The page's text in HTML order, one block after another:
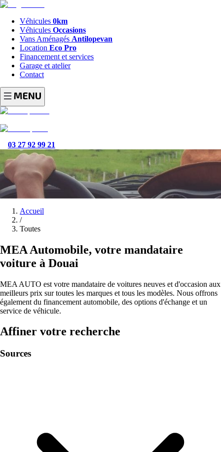
Véhicules 0km
Véhicules Occasions
Vans Aménagés Antilopevan
Location Eco Pro
Financement et services
Garage et atelier
Contact
03 27 92 99 21
Accueil
/
Toutes
MEA Automobile, votre mandataire
voiture à Douai
MEA AUTO est votre mandataire de voitures neuves et d'occasion aux
meilleurs prix sur toutes les marques et tous les modèles. Nous offrons
également du financement automobile, des options d'échange et un
service de véhicule.
Affiner votre recherche
Sources